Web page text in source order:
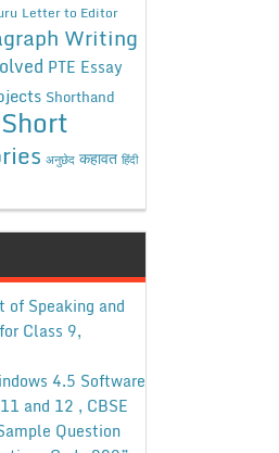
Letter to Editor
Writing
PTE Essay
Shorthand
Short
अनुछेद कहावत हिंदी
of Speaking and
Class 9,
4.5 Software
and 12 , CBSE
Question